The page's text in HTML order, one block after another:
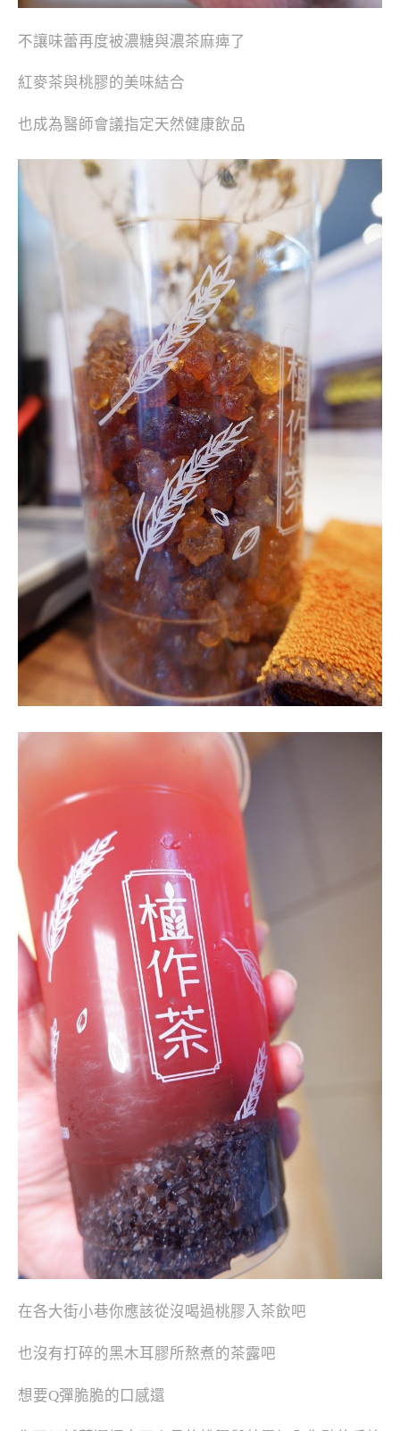
不讓味蕾再度被濃糖與濃茶麻痺了
紅麥茶與桃膠的美味結合
也成為醫師會議指定天然健康飲品
在各大街小巷你應該從沒喝過桃膠入茶飲吧
也沒有打碎的黑木耳膠所熬煮的茶露吧
想要Q彈脆脆的口感還